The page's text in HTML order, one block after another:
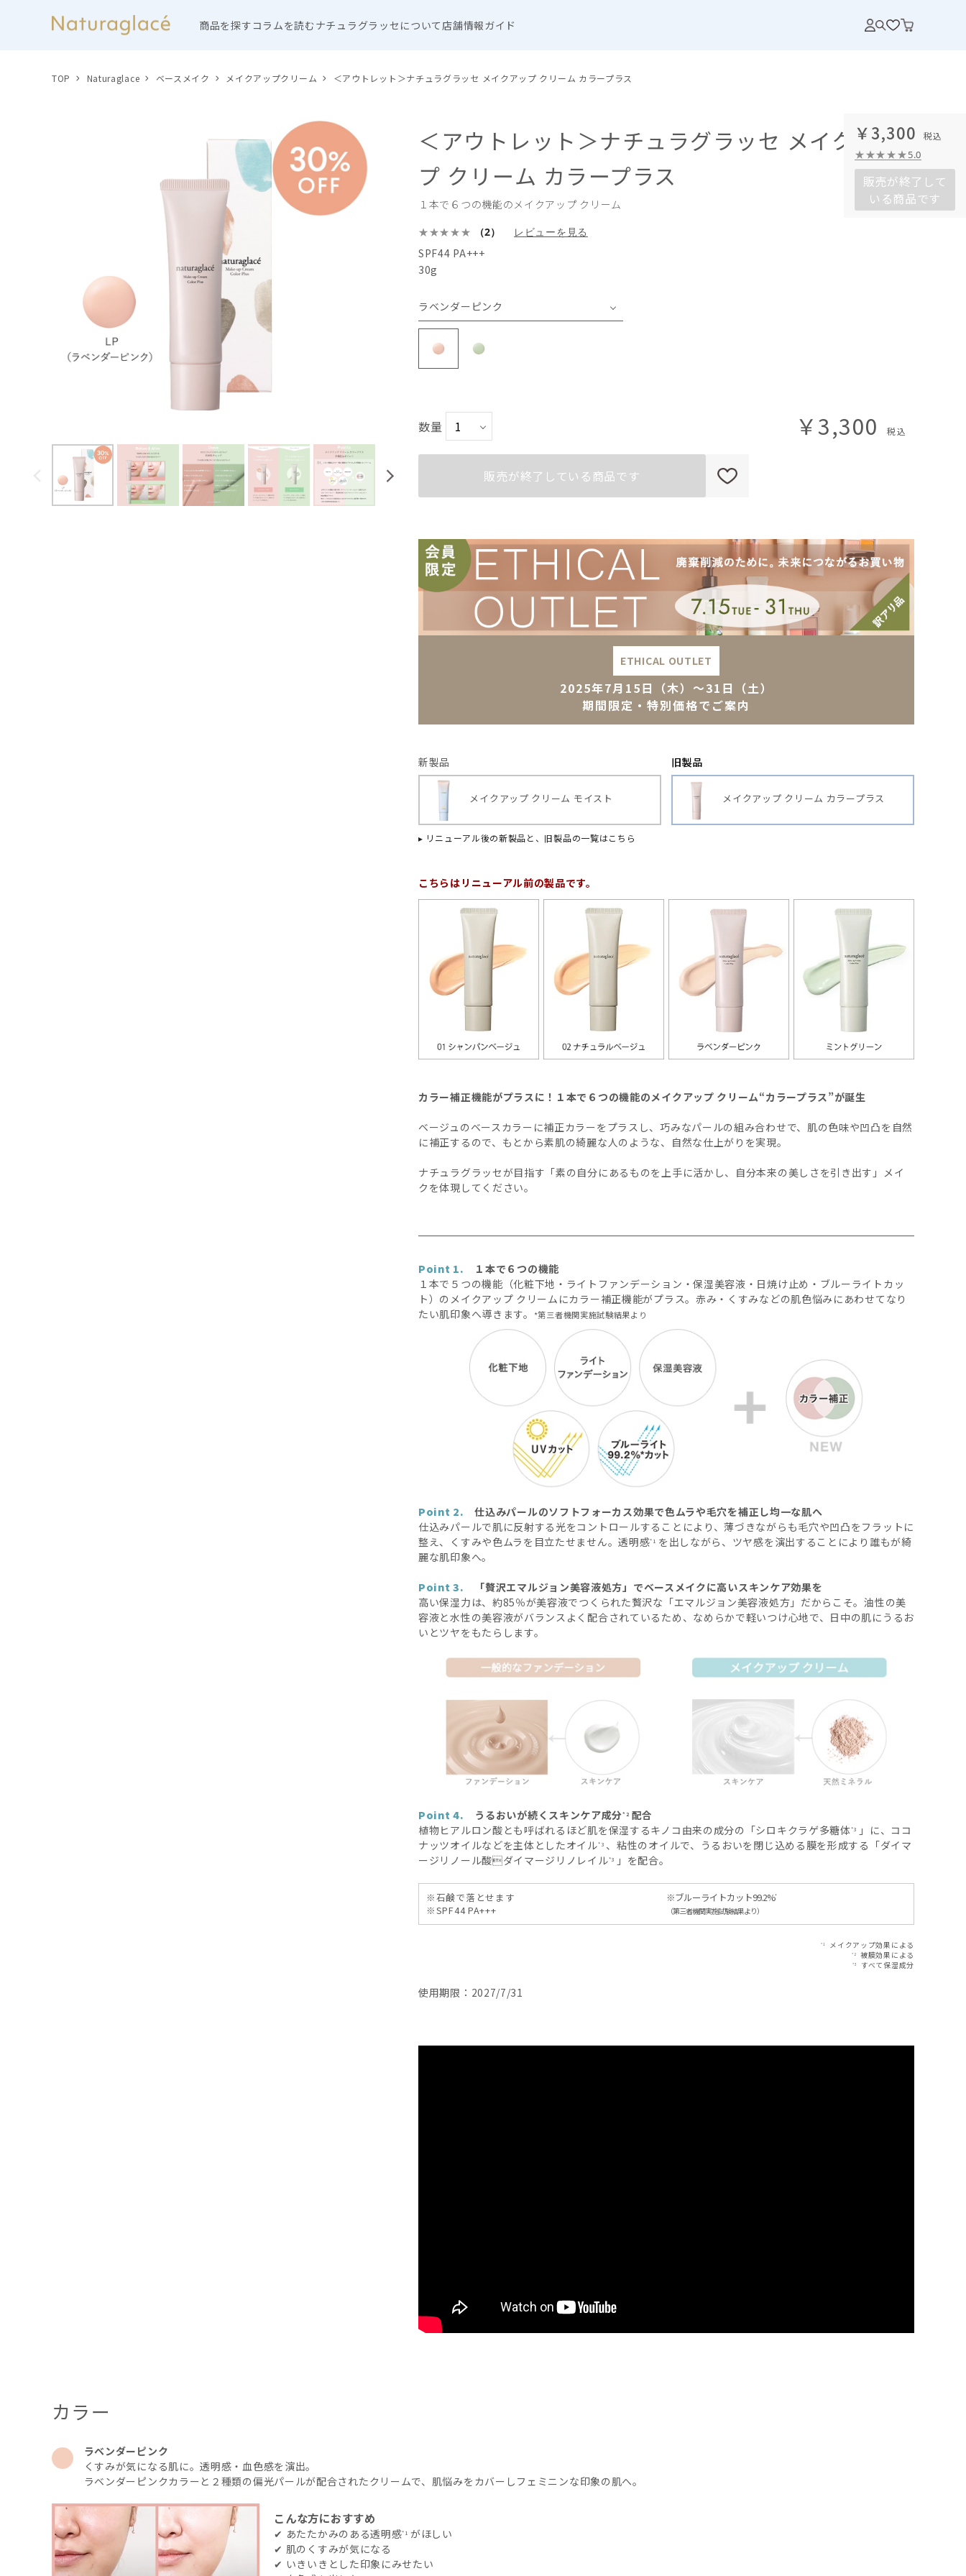
商品を探すコラムを読むナチュラグラッセについて 店舗情報ガイド
TOP Naturaglace ベースメイク メイクアップクリーム ＜アウトレット＞ナチュラグラッセ メイクアップ クリーム カラープラス
＜アウトレット＞ナチュラグラッセ メイクアッ
プ クリーム カラープラス
１本で６つの機能のメイクアップ クリーム
数量 ￥3,300
（2） レビューを見る
SPF44 PA+++
30g
ラベンダーピンク
ラベンダーピンク
販売が終了している商品です
ETHICAL OUTLET
2025年7月15日（木）～31日（土）
期間限定・特別価格でご案内
新製品
メイクアップ クリーム モイスト
旧製品
メイクアップ クリーム カラープラス
▸ リニューアル後の新製品と、旧製品の一覧はこちら
こちらはリニューアル前の製品です。
カラー補正機能がプラスに！１本で６つの機能のメイクアップ クリーム“カラープラス”が誕生
ベージュのベースカラーに補正カラーをプラスし、巧みなパールの組み合わせで、肌の色味や凹凸を自然
に補正するので、もとから素肌の綺麗な人のような、自然な仕上がりを実現。
ナチュラグラッセが目指す「素の自分にあるものを上手に活かし、自分本来の美しさを引き出す」メイ
クを体現してください。
Point 1. １本で６つの機能
１本で５つの機能（化粧下地・ライトファンデーション・保湿美容液・日焼け止め・ブルーライトカッ
ト）のメイクアップ クリームにカラー補正機能がプラス。赤み・くすみなどの肌色悩みにあわせてなり
たい肌印象へ導きます。
*第三者機関実施試験結果より
Point 2. 仕込みパールのソフトフォーカス効果で色ムラや毛穴を補正し均一な肌へ
仕込みパールで肌に反射する光をコントロールすることにより、薄づきながらも毛穴や凹凸をフラットに
整え、くすみや色ムラを目立たせません。透明感*1 を出しながら、ツヤ感を演出することにより誰もが綺
麗な肌印象へ。
Point 3. 「贅沢エマルジョン美容液処方」でベースメイクに高いスキンケア効果を
高い保湿力は、約85％が美容液でつくられた贅沢な「エマルジョン美容液処方」だからこそ。油性の美
容液と水性の美容液がバランスよく配合されているため、なめらかで軽いつけ心地で、日中の肌にうるお
いとツヤをもたらします。
Point 4. うるおいが続くスキンケア成分*2 配合
植物ヒアルロン酸とも呼ばれるほど肌を保湿するキノコ由来の成分の「シロキクラゲ多糖体*3
」に、ココ
ナッツオイルなどを主体としたオイル*3 、粘性のオイルで、うるおいを閉じ込める膜を形成する「ダイマ
ージリノール酸ダイマージリノレイル*3 」を配合。
※石鹸で落とせます
※SPF44 PA+++
※ブルーライトカット99.2%*
（第三者機関実施試験結果より）
*1 メイクアップ効果による
*2 被膜効果による
*3 すべて保湿成分
使用期限：2027/7/31
カラー
ラベンダーピンク
くすみが気になる肌に。透明感・血色感を演出。
ラベンダーピンクカラーと２種類の偏光パールが配合されたクリームで、肌悩みをカバーしフェミニンな印象の肌へ。
こんな方におすすめ
✔ あたたかみのある透明感*1 がほしい
✔ 肌のくすみが気になる
✔ いきいきとした印象にみせたい
￥3,300
5.0
販売が終了して
いる商品です